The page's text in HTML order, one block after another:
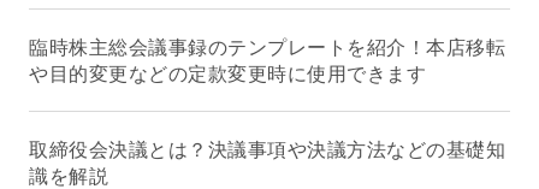
臨時株主総会議事録のテンプレートを紹介！本店移転
や目的変更などの定款変更時に使用できます
取締役会決議とは？決議事項や決議方法などの基礎知
識を解説